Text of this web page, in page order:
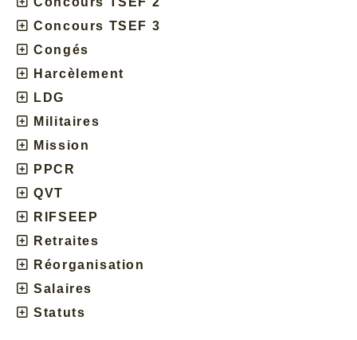
Concours TSEF 3
Congés
Harcèlement
LDG
Militaires
Mission
PPCR
QVT
RIFSEEP
Retraites
Réorganisation
Salaires
Statuts